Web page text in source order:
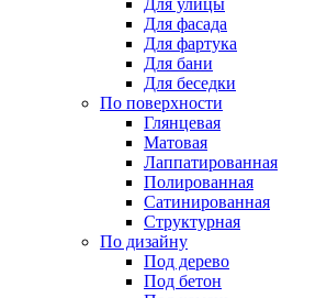
Для улицы
Для фасада
Для фартука
Для бани
Для беседки
По поверхности
Глянцевая
Матовая
Лаппатированная
Полированная
Сатинированная
Структурная
По дизайну
Под дерево
Под бетон